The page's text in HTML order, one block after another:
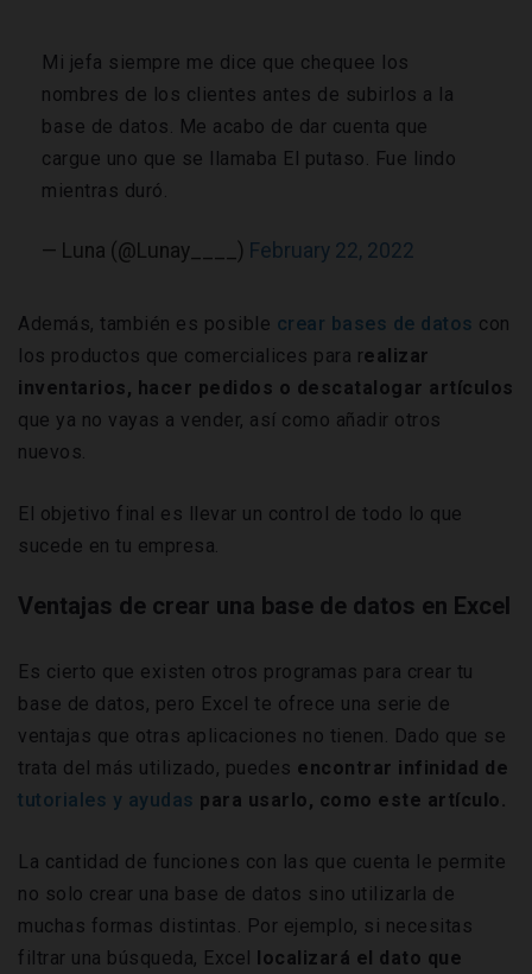
Mi jefa siempre me dice que chequee los
nombres de los clientes antes de subirlos a la
base de datos. Me acabo de dar cuenta que
cargue uno que se llamaba El putaso. Fue lindo
mientras duró.
— Luna (@Lunay____) February 22, 2022
Además, también es posible crear bases de datos con
los productos que comercialices para realizar
inventarios, hacer pedidos o descatalogar artículos
que ya no vayas a vender, así como añadir otros
nuevos.
El objetivo final es llevar un control de todo lo que
sucede en tu empresa.
Ventajas de crear una base de datos en Excel
Es cierto que existen otros programas para crear tu
base de datos, pero Excel te ofrece una serie de
ventajas que otras aplicaciones no tienen. Dado que se
trata del más utilizado, puedes encontrar infinidad de
tutoriales y ayudas para usarlo, como este artículo.
La cantidad de funciones con las que cuenta le permite
no solo crear una base de datos sino utilizarla de
muchas formas distintas. Por ejemplo, si necesitas
filtrar una búsqueda, Excel
localizará el dato que